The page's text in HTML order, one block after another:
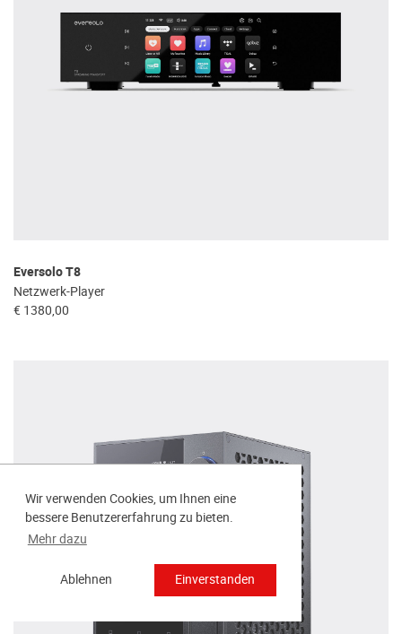
Wir verwenden Cookies, um Ihnen eine
bessere Benutzererfahrung zu bieten.
Mehr dazu
Ablehnen Einverstanden
Eversolo T8
Netzwerk-Player
€ 1380,00